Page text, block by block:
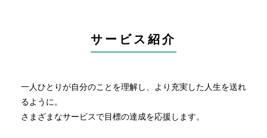
ご利用の流れ
サービス紹介
一人ひとりが自分のことを理解し、より充実した人生を送れ
るように。
さまざまなサービスで目標の達成を応援します。